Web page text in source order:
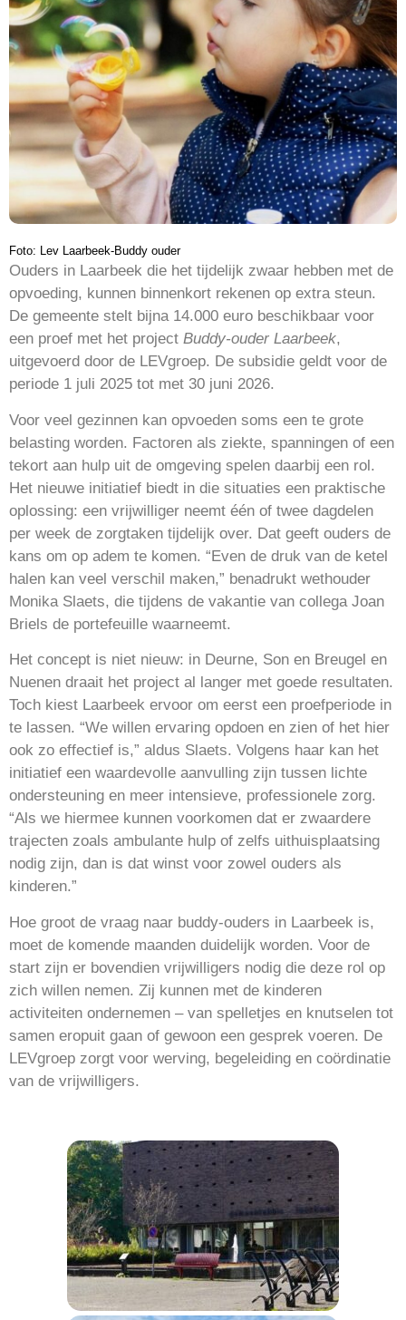
Foto: Lev Laarbeek-Buddy ouder
Ouders in Laarbeek die het tijdelijk zwaar hebben met de
opvoeding, kunnen binnenkort rekenen op extra steun.
De gemeente stelt bijna 14.000 euro beschikbaar voor
een proef met het project Buddy-ouder Laarbeek,
uitgevoerd door de LEVgroep. De subsidie geldt voor de
periode 1 juli 2025 tot met 30 juni 2026.
Voor veel gezinnen kan opvoeden soms een te grote
belasting worden. Factoren als ziekte, spanningen of een
tekort aan hulp uit de omgeving spelen daarbij een rol.
Het nieuwe initiatief biedt in die situaties een praktische
oplossing: een vrijwilliger neemt één of twee dagdelen
per week de zorgtaken tijdelijk over. Dat geeft ouders de
kans om op adem te komen. “Even de druk van de ketel
halen kan veel verschil maken,” benadrukt wethouder
Monika Slaets, die tijdens de vakantie van collega Joan
Briels de portefeuille waarneemt.
Het concept is niet nieuw: in Deurne, Son en Breugel en
Nuenen draait het project al langer met goede resultaten.
Toch kiest Laarbeek ervoor om eerst een proefperiode in
te lassen. “We willen ervaring opdoen en zien of het hier
ook zo effectief is,” aldus Slaets. Volgens haar kan het
initiatief een waardevolle aanvulling zijn tussen lichte
ondersteuning en meer intensieve, professionele zorg.
“Als we hiermee kunnen voorkomen dat er zwaardere
trajecten zoals ambulante hulp of zelfs uithuisplaatsing
nodig zijn, dan is dat winst voor zowel ouders als
kinderen.”
Hoe groot de vraag naar buddy-ouders in Laarbeek is,
moet de komende maanden duidelijk worden. Voor de
start zijn er bovendien vrijwilligers nodig die deze rol op
zich willen nemen. Zij kunnen met de kinderen
activiteiten ondernemen – van spelletjes en knutselen tot
samen eropuit gaan of gewoon een gesprek voeren. De
LEVgroep zorgt voor werving, begeleiding en coördinatie
van de vrijwilligers.